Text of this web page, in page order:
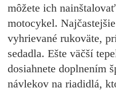
môžete ich
motocykel.
vyhrievané rukoväte,
sedadla. Ešte väčší
dosiahnete doplnením
návlekov na riadidlá,